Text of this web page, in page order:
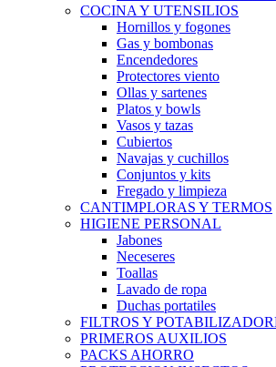
COCINA Y UTENSILIOS
Hornillos y fogones
Gas y bombonas
Encendedores
Protectores viento
Ollas y sartenes
Platos y bowls
Vasos y tazas
Cubiertos
Navajas y cuchillos
Conjuntos y kits
Fregado y limpieza
CANTIMPLORAS Y TERMOS
HIGIENE PERSONAL
Jabones
Neceseres
Toallas
Lavado de ropa
Duchas portatiles
FILTROS Y
PRIMEROS AUXILIOS
PACKS AHORRO